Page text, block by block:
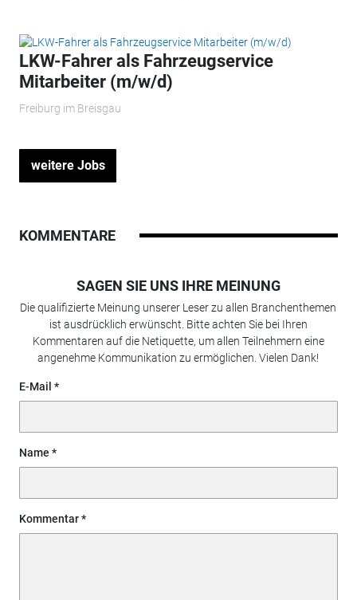
LKW-Fahrer als Fahrzeugservice
Mitarbeiter (m/w/d)
Freiburg im Breisgau
weitere Jobs
KOMMENTARE
SAGEN SIE UNS IHRE MEINUNG
Die qualifizierte Meinung unserer Leser zu allen Branchenthemen
ist ausdrücklich erwünscht. Bitte achten Sie bei Ihren
Kommentaren auf die Netiquette, um allen Teilnehmern eine
angenehme Kommunikation zu ermöglichen. Vielen Dank!
E-Mail
Name
Kommentar